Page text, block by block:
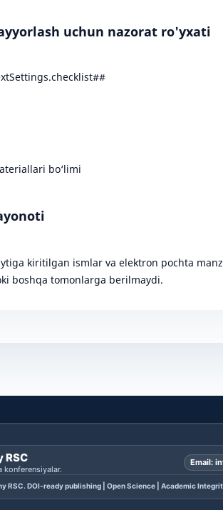
uchun nazorat ro'yxati
bo‘limi
kiritilgan ismlar va elektron pochta
boshqa tomonlarga berilmaydi.
RSC
konferensiyalar.
Email:
RSC. DOI-ready publishing | Open Science | Academic